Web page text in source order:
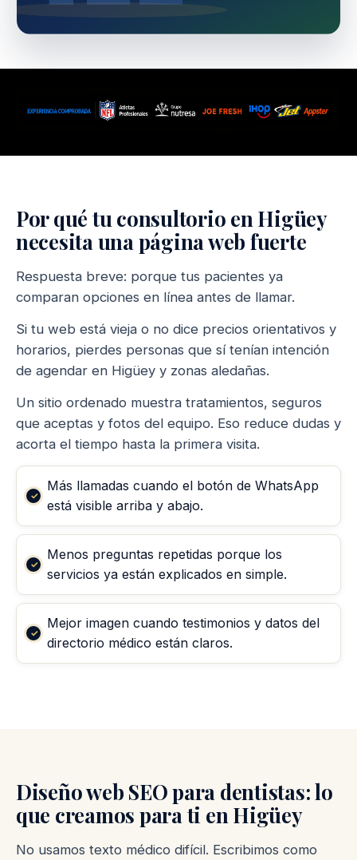
Por qué tu consultorio en Higüey
necesita una página web fuerte
Respuesta breve: porque tus pacientes ya
comparan opciones en línea antes de llamar.
Si tu web está vieja o no dice precios orientativos y
horarios, pierdes personas que sí tenían intención
de agendar en Higüey y zonas aledañas.
Un sitio ordenado muestra tratamientos, seguros
que aceptas y fotos del equipo. Eso reduce dudas y
acorta el tiempo hasta la primera visita.
Más llamadas cuando el botón de WhatsApp
está visible arriba y abajo.
Menos preguntas repetidas porque los
servicios ya están explicados en simple.
Mejor imagen cuando testimonios y datos del
directorio médico están claros.
Diseño web SEO para dentistas: lo
que creamos para ti en Higüey
No usamos texto médico difícil. Escribimos como